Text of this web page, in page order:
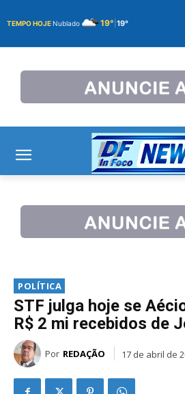
TEMPO HOJENublado 19° 19°
POLÍTICA
STF julga hoje se
R$ 2 mi recebidos de
Por REDAÇÃO 17 de abril de